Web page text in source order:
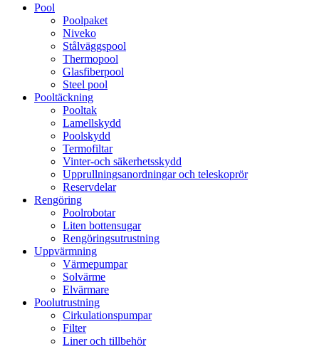
Pool
Poolpaket
Niveko
Stålväggspool
Thermopool
Glasfiberpool
Steel pool
Pooltäckning
Pooltak
Lamellskydd
Poolskydd
Termofiltar
Vinter-och säkerhetsskydd
Upprullningsanordningar och teleskoprör
Reservdelar
Rengöring
Poolrobotar
Liten bottensugar
Rengöringsutrustning
Uppvärmning
Värmepumpar
Solvärme
Elvärmare
Poolutrustning
Cirkulationspumpar
Filter
Liner och tillbehör